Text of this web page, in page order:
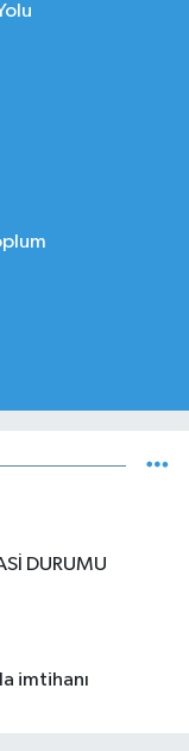
DURUMU
imtihanı